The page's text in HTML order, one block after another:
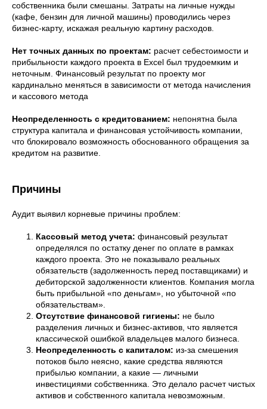
собственника были смешаны. Затраты на личные нужды
(кафе, бензин для личной машины) проводились через
бизнес-карту, искажая реальную картину расходов.
Нет точных данных по проектам: расчет себестоимости и
прибыльности каждого проекта в Excel был трудоемким и
неточным. Финансовый результат по проекту мог
кардинально меняться в зависимости от метода начисления
и кассового метода
Неопределенность с кредитованием: непонятна была
структура капитала и финансовая устойчивость компании,
что блокировало возможность обоснованного обращения за
кредитом на развитие.
Причины
Аудит выявил корневые причины проблем:
Кассовый метод учета: финансовый результат
определялся по остатку денег по оплате в рамках
каждого проекта. Это не показывало реальных
обязательств (задолженность перед поставщиками) и
дебиторской задолженности клиентов. Компания могла
быть прибыльной «по деньгам», но убыточной «по
обязательствам».
Отсутствие финансовой гигиены: не было
разделения личных и бизнес-активов, что является
классической ошибкой владельцев малого бизнеса.
Неопределенность с капиталом: из-за смешения
потоков было неясно, какие средства являются
прибылью компании, а какие — личными
инвестициями собственника. Это делало расчет чистых
активов и собственного капитала невозможным.